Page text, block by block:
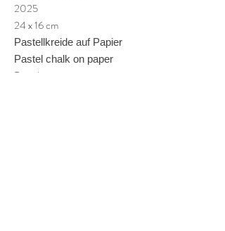
2025
24 x 16 cm
Pastellkreide auf Papier
Pastel chalk on paper
Pastel sur papier